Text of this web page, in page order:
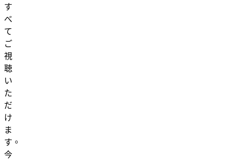
す
べ
て
ご
視
聴
い
た
だ
け
ま
す。
今